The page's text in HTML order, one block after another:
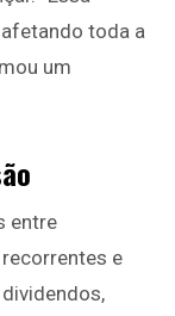
toda a
um
entre
e